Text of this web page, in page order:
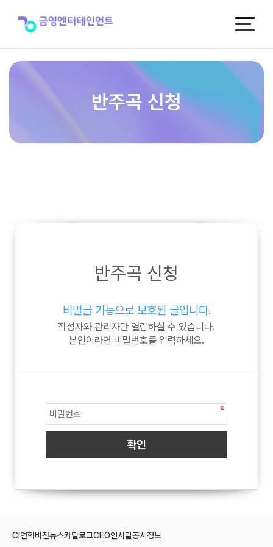
반주곡 신청
반주곡 신청
비밀글 기능으로 보호된 글입니다.
작성자와 관리자만 열람하실 수 있습니다.
본인이라면 비밀번호를 입력하세요.
CI 연혁비전뉴스카탈로그CEO인사말공시정보